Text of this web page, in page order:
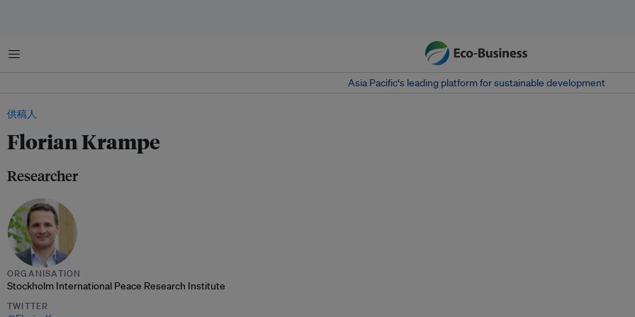
菜单
Asia Pacific‘s leading platform for sustainable development
供稿人
Florian Krampe
Researcher
ORGANISATION
Stockholm International Peace Research Institute
TWITTER